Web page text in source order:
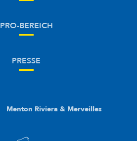
PRO-BEREICH
PRESSE
Menton Riviera & Merveilles